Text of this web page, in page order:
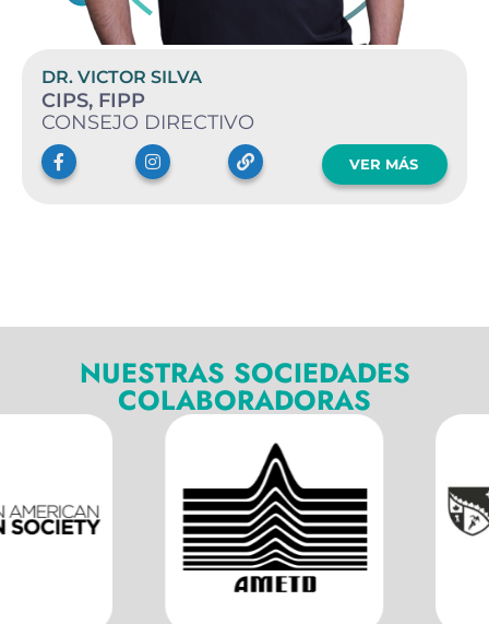
DR. VICTOR SILVA
CIPS, FIPP
CONSEJO DIRECTIVO
VER MÁS
NUESTRAS SOCIEDADES
COLABORADORAS